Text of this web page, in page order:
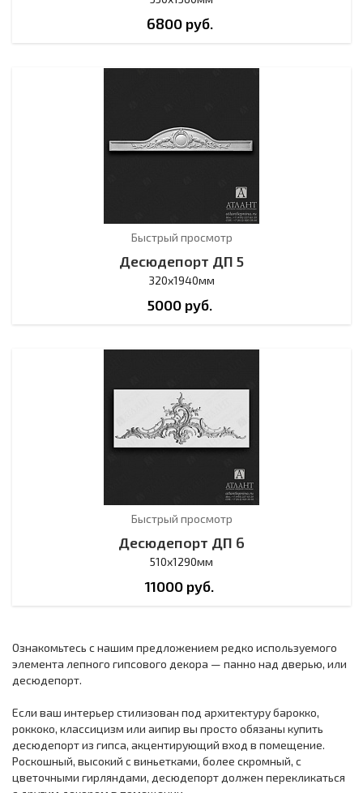
6800 руб.
Быстрый просмотр
Десюдепорт ДП 5
320х1940мм
5000 руб.
Быстрый просмотр
Десюдепорт ДП 6
510х1290мм
11000 руб.
Ознакомьтесь с нашим предложением редко используемого
элемента лепного гипсового декора — панно над дверью, или
десюдепорт.
Если ваш интерьер стилизован под архитектуру барокко,
роккоко, классицизм или аипир вы просто обязаны купить
десюдепорт из гипса, акцентирующий вход в помещение.
Роскошный, высокий с виньетками, более скромный, с
цветочными гирляндами, десюдепорт должен перекликаться